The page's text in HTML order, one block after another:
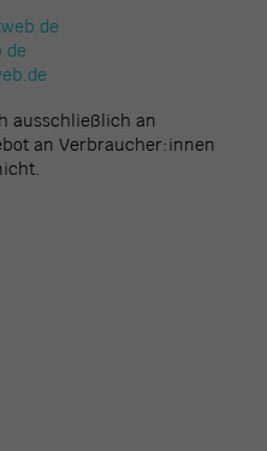
ausschließlich an
an Verbraucher:innen